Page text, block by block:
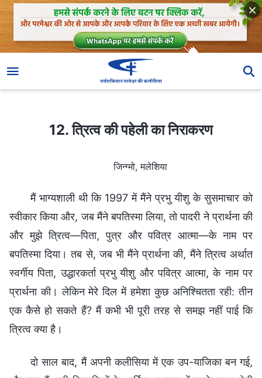
12. त्रित्व की पहेली का निराकरण
जिन्ग्मो, मलेशिया
मैं भाग्यशाली थी कि 1997 में मैंने प्रभु यीशु के सुसमाचार को
स्वीकार किया और, जब मैंने बपतिस्मा लिया, तो पादरी ने प्रार्थना की
और मुझे त्रित्व—पिता, पुत्र और पवित्र आत्मा—के नाम पर
बपतिस्मा दिया। तब से, जब भी मैंने प्रार्थना की, मैंने त्रित्व अर्थात
स्वर्गीय पिता, उद्धारकर्ता प्रभु यीशु और पवित्र आत्मा, के नाम पर
प्रार्थना की। लेकिन मेरे दिल में हमेशा कुछ अनिश्चितता रही: तीन
एक कैसे हो सकते हैं? मैं कभी भी पूरी तरह से समझ नहीं पाई कि
त्रित्व क्या है।
दो साल बाद, मैं अपनी कलीसिया में एक उप-याजिका बन गई,